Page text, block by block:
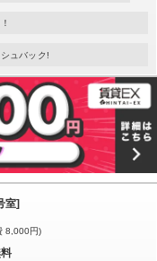
ュバック!
室]
8,000円)